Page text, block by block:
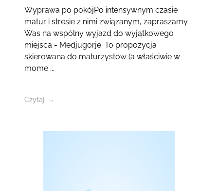
Wyprawa po pokójPo intensywnym czasie
matur i stresie z nimi związanym, zapraszamy
Was na wspólny wyjazd do wyjątkowego
miejsca - Medjugorje. To propozycja
skierowana do maturzystów (a właściwie w
mome ...
Czytaj